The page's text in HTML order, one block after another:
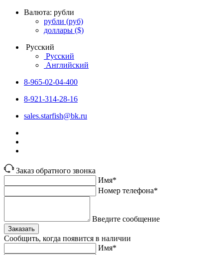
Валюта: рубли
рубли (руб)
доллары ($)
Русский
Русский
Английский
8-965-02-04-400
8-921-314-28-16
sales.starfish@bk.ru
Заказ обратного звонка
Имя*
Номер телефона*
Введите сообщение
Заказать
Сообщить, когда появится в наличии
Имя*